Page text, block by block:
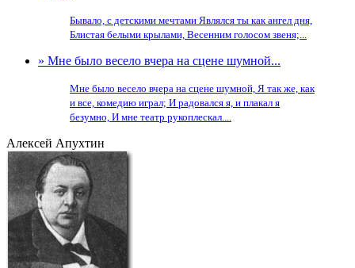
Бывало, с детскими мечтами Являлся ты как ангел дня,
Блистая белыми крылами, Весенним голосом звеня;...
» Мне было весело вчера на сцене шумной...
Мне было весело вчера на сцене шумной, Я так же, как
и все, комедию играл; И радовался я, и плакал я
безумно, И мне театр рукоплескал....
Алексей Апухтин